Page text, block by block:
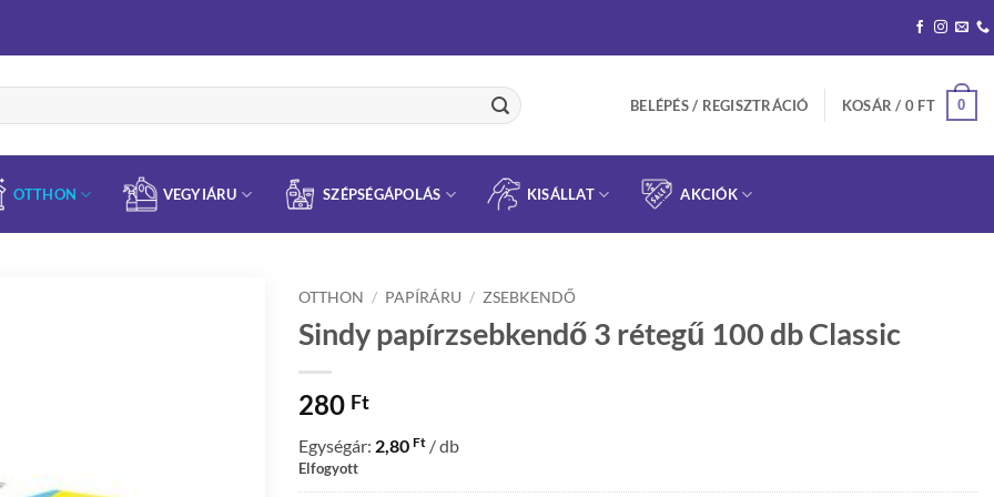
BELÉPÉS / REGISZTRÁCIÓ KOSÁR / 0 FT 0
OTTHON VEGYIÁRU SZÉPSÉGÁPOLÁS KISÁLLAT AKCIÓK
OTTHON / PAPÍRÁRU / ZSEBKENDŐ
Sindy papírzsebkendő 3 rétegű 100 db Classic
280 Ft
Egységár: 2,80 Ft / db
Elfogyott